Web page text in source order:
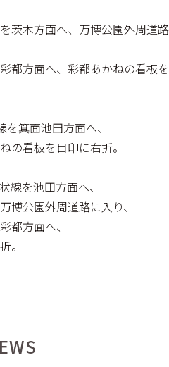
茨木方面へ、万博公園外周道路
都方面へ、彩都あかねの看板を
箕面池田方面へ、
の看板を目印に右折。
線を池田方面へ、
博公園外周道路に入り、
都方面へ、
。